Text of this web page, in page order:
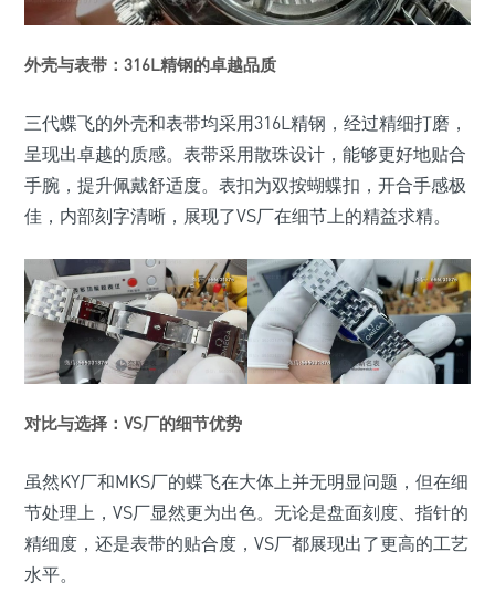
外壳与表带：316L精钢的卓越品质
三代蝶飞的外壳和表带均采用316L精钢，经过精细打磨，
呈现出卓越的质感。表带采用散珠设计，能够更好地贴合
手腕，提升佩戴舒适度。表扣为双按蝴蝶扣，开合手感极
佳，内部刻字清晰，展现了VS厂在细节上的精益求精。
对比与选择：VS厂的细节优势
虽然KY厂和MKS厂的蝶飞在大体上并无明显问题，但在细
节处理上，VS厂显然更为出色。无论是盘面刻度、指针的
精细度，还是表带的贴合度，VS厂都展现出了更高的工艺
水平。